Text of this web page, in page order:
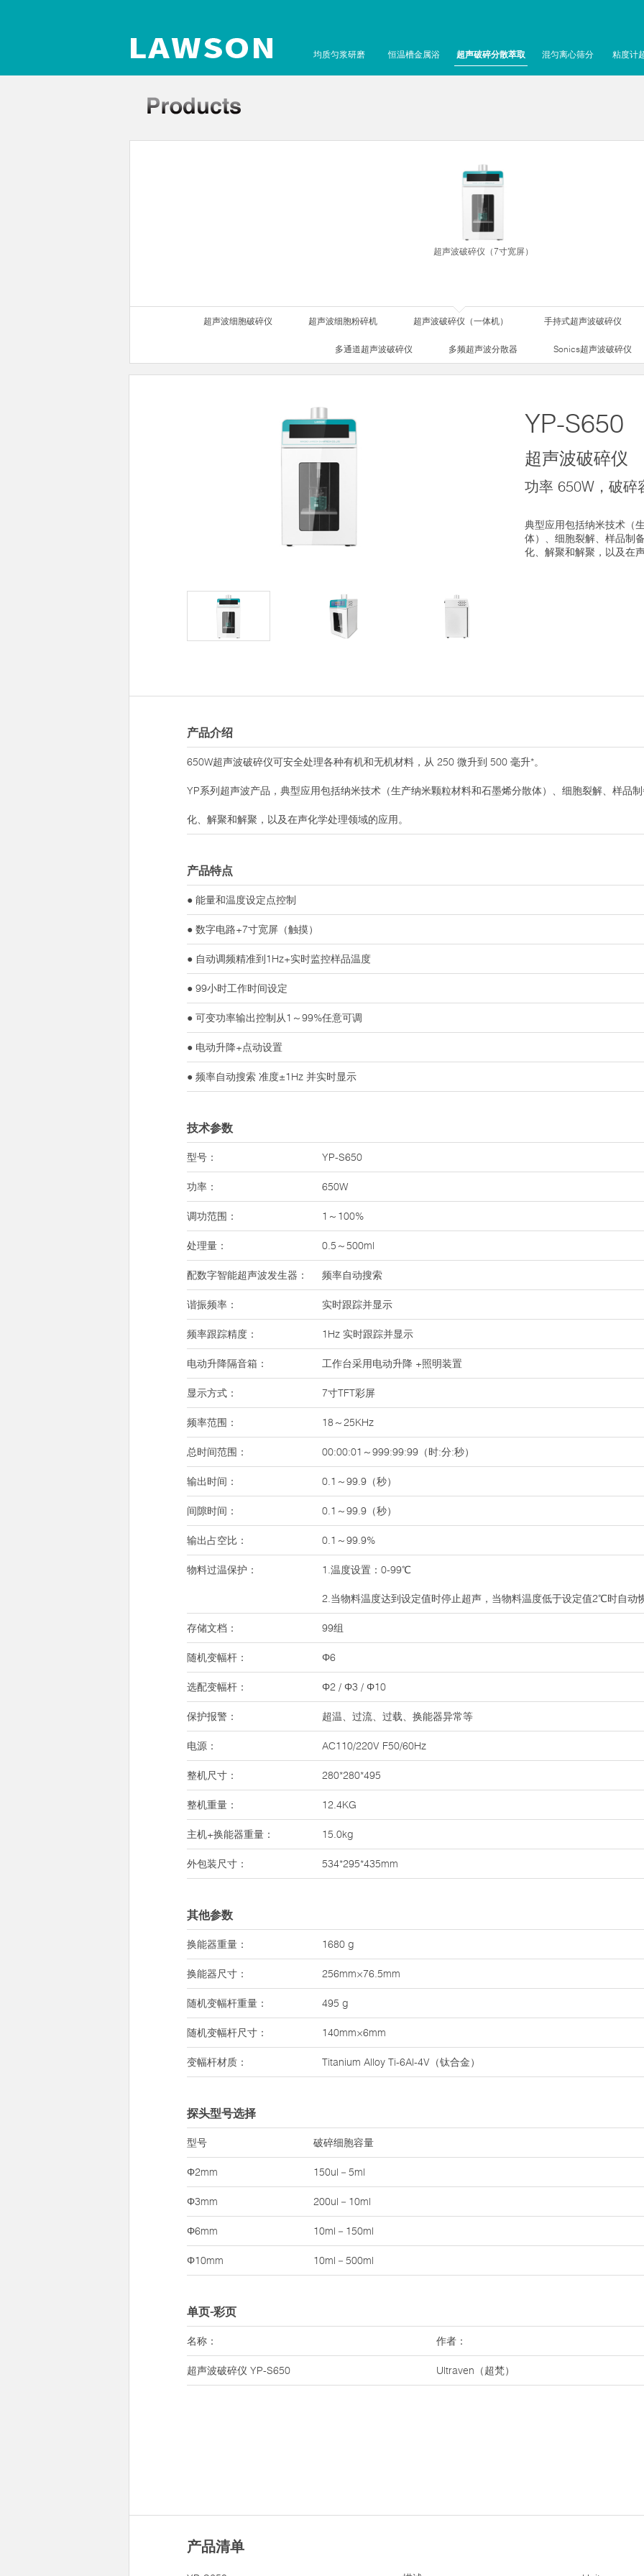
均质匀浆研磨 恒温槽金属浴 超声破碎分散萃取 混匀离心筛分 粘度计
超声波破碎仪（7寸宽屏）
超声波细胞破碎仪 超声波细胞粉碎机 超声波破碎仪（一体机） 手持式超声波破碎仪
多通道超声波破碎仪 多频超声波分散器 Sonics超声波破碎仪
YP-S650
超声波破碎仪
功率 650W，破碎
典型应用包括纳米技术（
体）、细胞裂解、样品制
化、解聚和解聚，以及在
产品介绍
650W超声波破碎仪可安全处理各种有机和无机材料，从 250 微升到 500 毫升*。
YP系列超声波产品，典型应用包括纳米技术（生产纳米颗粒材料和石墨烯分散体）、细胞裂解、样品
化、解聚和解聚，以及在声化学处理领域的应用。
产品特点
● 能量和温度设定点控制
● 数字电路+7寸宽屏（触摸）
● 自动调频精准到1Hz+实时监控样品温度
● 99小时工作时间设定
● 可变功率输出控制从1～99%任意可调
● 电动升降+点动设置
● 频率自动搜索 准度±1Hz 并实时显示
技术参数
型号： YP-S650
功率： 650W
调功范围： 1～100%
处理量： 0.5～500ml
配数字智能超声波发生器： 频率自动搜索
谐振频率： 实时跟踪并显示
频率跟踪精度： 1Hz 实时跟踪并显示
电动升降隔音箱： 工作台采用电动升降 +照明装置
显示方式： 7寸TFT彩屏
频率范围： 18～25KHz
总时间范围： 00:00:01～999:99:99（时:分:秒）
输出时间： 0.1～99.9（秒）
间隙时间： 0.1～99.9（秒）
输出占空比： 0.1～99.9%
物料过温保护： 1.温度设置：0-99℃
2.当物料温度达到设定值时停止超声，当物料温度低于设定值2℃时自动
存储文档： 99组
随机变幅杆： Φ6
选配变幅杆： Φ2 / Φ3 / Φ10
保护报警： 超温、过流、过载、换能器异常等
电源： AC110/220V F50/60Hz
整机尺寸： 280*280*495
整机重量： 12.4KG
主机+换能器重量： 15.0kg
外包装尺寸： 534*295*435mm
其他参数
换能器重量： 1680 g
换能器尺寸： 256mm×76.5mm
随机变幅杆重量： 495 g
随机变幅杆尺寸： 140mm×6mm
变幅杆材质： Titanium Alloy Ti-6Al-4V（钛合金）
探头型号选择
型号 破碎细胞容量
Φ2mm 150ul－5ml
Φ3mm 200ul－10ml
Φ6mm 10ml－150ml
Φ10mm 10ml－500ml
单页-彩页
名称： 作者：
超声波破碎仪 YP-S650 Ultraven（超梵）
产品清单